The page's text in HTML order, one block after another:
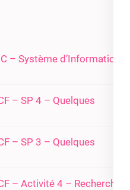
– Système d’Information
– SP 4 – Quelques
– SP 3 – Quelques
– Activité 4 – Recherche